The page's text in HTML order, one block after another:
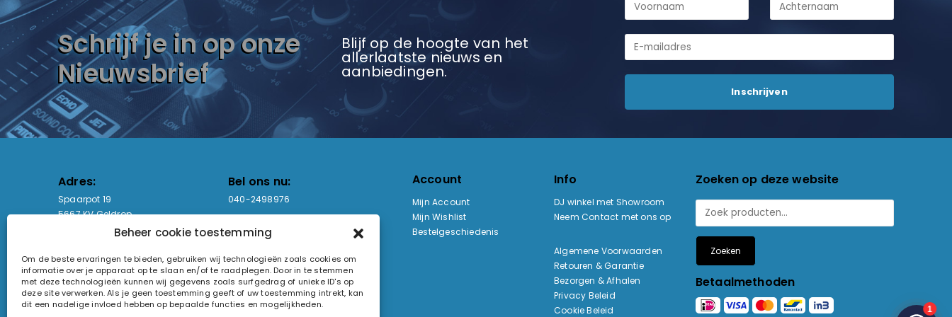
Beheer cookie toestemming
Om de beste ervaringen te bieden, gebruiken wij technologieën zoals cookies om
informatie over je apparaat op te slaan en/of te raadplegen. Door in te stemmen
met deze technologieën kunnen wij gegevens zoals surfgedrag of unieke ID's op
deze site verwerken. Als je geen toestemming geeft of uw toestemming intrekt, kan
dit een nadelige invloed hebben op bepaalde functies en mogelijkheden.
Schrijf je in op onze
Nieuwsbrief
Blijf op de hoogte van het
allerlaatste nieuws en
aanbiedingen.
Adres:
Spaarpot 19
5667 KV Geldrop
Bel ons nu:
040-2498976
sales@lightandsound.store
Openingstijden:
Ma - Vr: 09:00-17:00
Za: Enkel op afspraak
KvK-nummer: 60857196
Btw-nummer: NL854090368B01
Account
Mijn Account
Mijn Wishlist
Bestelgeschiedenis
Info
DJ winkel met Showroom
Neem Contact met ons op
Algemene Voorwaarden
Retouren & Garantie
Bezorgen & Afhalen
Privacy Beleid
Cookie Beleid
Zoeken op deze website
Zoeken
Betaalmethoden